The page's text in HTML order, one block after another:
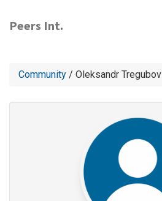
main
Peers Int.
Community / Oleksandr Tregubov